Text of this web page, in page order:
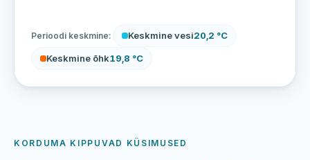
Perioodi keskmine: Keskmine vesi20,2 °C
Keskmine õhk19,8 °C
KORDUMA KIPPUVAD KÜSIMUSED